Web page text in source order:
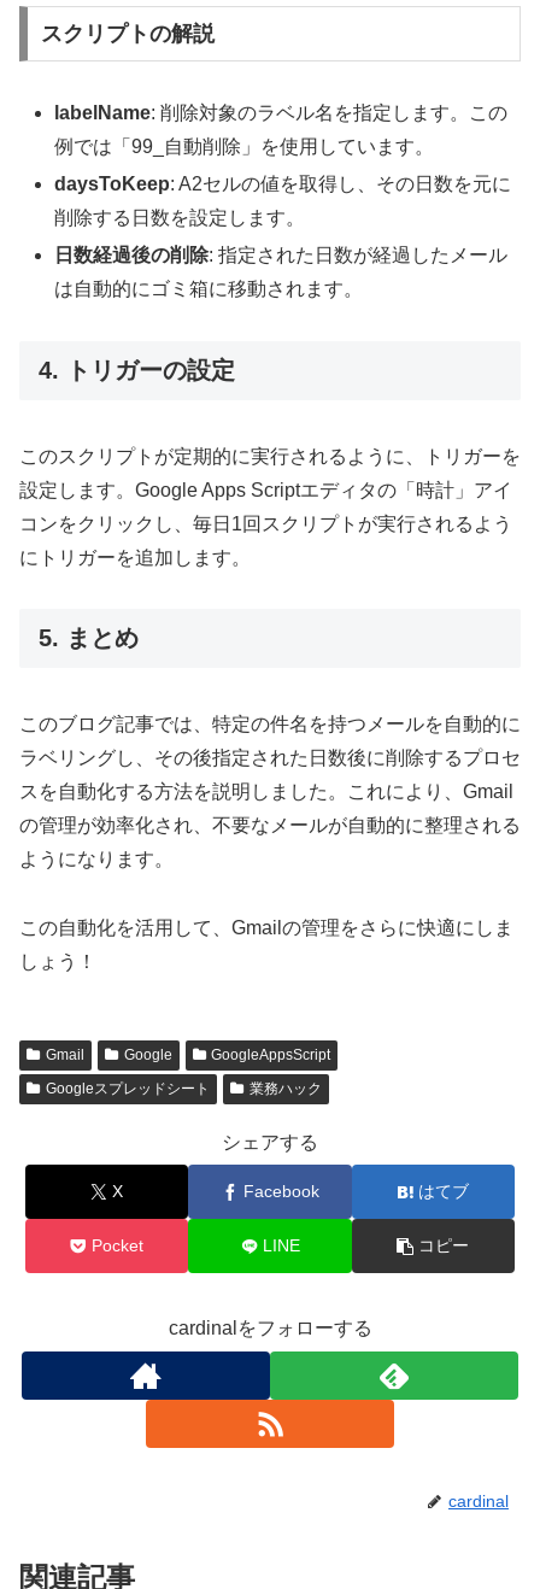
スクリプトの解説
labelName: 削除対象のラベル名を指定します。この
例では「99_自動削除」を使用しています。
daysToKeep: A2セルの値を取得し、その日数を元に
削除する日数を設定します。
日数経過後の削除: 指定された日数が経過したメール
は自動的にゴミ箱に移動されます。
4. トリガーの設定
このスクリプトが定期的に実行されるように、トリガーを
設定します。Google Apps Scriptエディタの「時計」アイ
コンをクリックし、毎日1回スクリプトが実行されるよう
にトリガーを追加します。
5. まとめ
このブログ記事では、特定の件名を持つメールを自動的に
ラベリングし、その後指定された日数後に削除するプロセ
スを自動化する方法を説明しました。これにより、Gmail
の管理が効率化され、不要なメールが自動的に整理される
ようになります。
この自動化を活用して、Gmailの管理をさらに快適にしま
しょう！
Gmail Google
GoogleAppsScript
Googleスプレッドシート
業務ハック
シェアする
X Facebook はてブ
Pocket LINE コピー
cardinalをフォローする
cardinal
関連記事